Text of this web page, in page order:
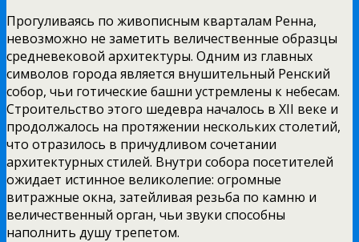
Прогуливаясь по живописным кварталам Ренна,
невозможно не заметить величественные образцы
средневековой архитектуры. Одним из главных
символов города является внушительный Ренский
собор, чьи готические башни устремлены к небесам.
Строительство этого шедевра началось в XII веке и
продолжалось на протяжении нескольких столетий,
что отразилось в причудливом сочетании
архитектурных стилей. Внутри собора посетителей
ожидает истинное великолепие: огромные
витражные окна, затейливая резьба по камню и
величественный орган, чьи звуки способны
наполнить душу трепетом.